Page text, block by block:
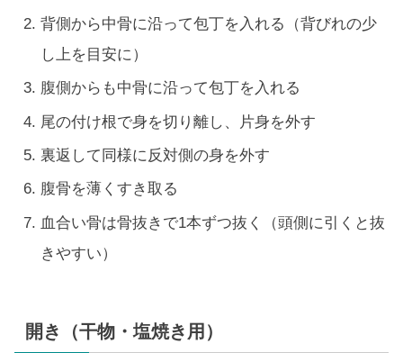
背側から中骨に沿って包丁を入れる（背びれの少
し上を目安に）
腹側からも中骨に沿って包丁を入れる
尾の付け根で身を切り離し、片身を外す
裏返して同様に反対側の身を外す
腹骨を薄くすき取る
血合い骨は骨抜きで1本ずつ抜く（頭側に引くと抜
きやすい）
開き（干物・塩焼き用）